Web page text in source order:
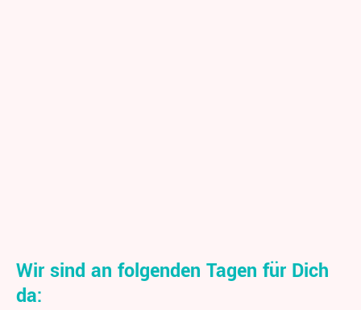
Wir sind an folgenden Tagen für Dich
da: